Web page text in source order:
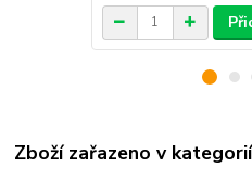
Zboží zařazeno v